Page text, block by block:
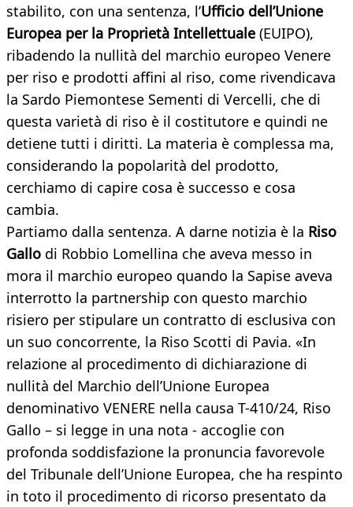
stabilito, con una sentenza, l’Ufficio dell’Unione
Europea per la Proprietà Intellettuale (EUIPO),
ribadendo la nullità del marchio europeo Venere
per riso e prodotti affini al riso, come rivendicava
la Sardo Piemontese Sementi di Vercelli, che di
questa varietà di riso è il costitutore e quindi ne
detiene tutti i diritti. La materia è complessa ma,
considerando la popolarità del prodotto,
cerchiamo di capire cosa è successo e cosa
cambia.
Partiamo dalla sentenza. A darne notizia è la Riso
Gallo di Robbio Lomellina che aveva messo in
mora il marchio europeo quando la Sapise aveva
interrotto la partnership con questo marchio
risiero per stipulare un contratto di esclusiva con
un suo concorrente, la Riso Scotti di Pavia. «In
relazione al procedimento di dichiarazione di
nullità del Marchio dell’Unione Europea
denominativo VENERE nella causa T-410/24, Riso
Gallo – si legge in una nota - accoglie con
profonda soddisfazione la pronuncia favorevole
del Tribunale dell’Unione Europea, che ha respinto
in toto il procedimento di ricorso presentato da